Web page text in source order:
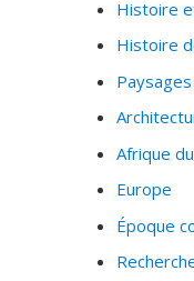
Histoire
Histoire
Afrique
Europe
Époque